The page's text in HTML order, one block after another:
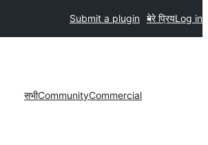
Submit a plugin मेरे प्रियLog in
सभीCommunityCommercial